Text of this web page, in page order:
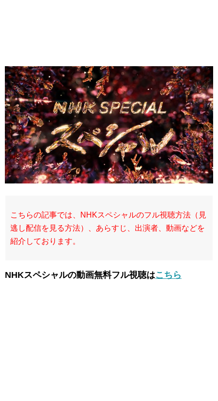
こちらの記事では、NHKスペシャルのフル視聴方法（見
逃し配信を見る方法）、あらすじ、出演者、動画などを
紹介しております。
NHKスペシャルの動画無料フル視聴はこちら